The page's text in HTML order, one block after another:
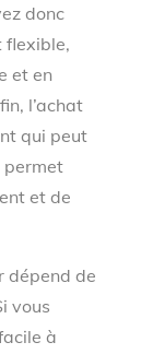
donc
flexible,
et en
l’achat
qui peut
permet
et de
dépend de
vous
à